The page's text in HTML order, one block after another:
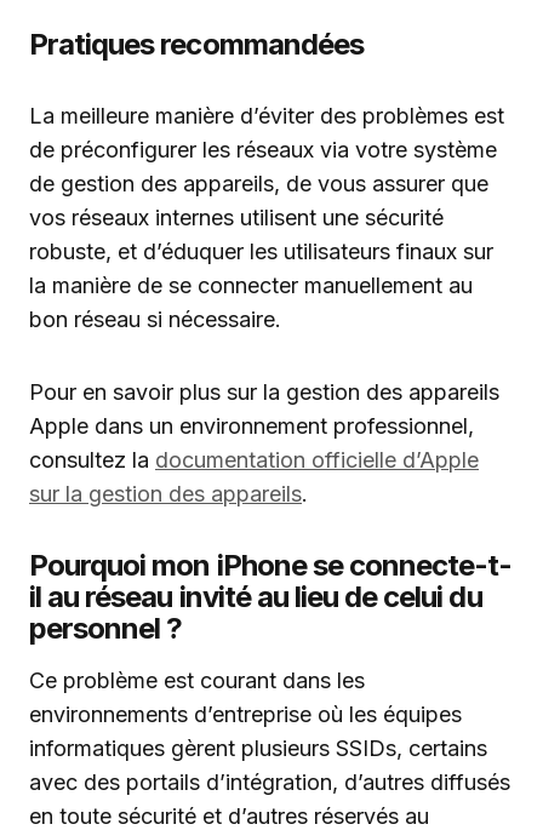
Pratiques recommandées
La meilleure manière d’éviter des problèmes est
de préconfigurer les réseaux via votre système
de gestion des appareils, de vous assurer que
vos réseaux internes utilisent une sécurité
robuste, et d’éduquer les utilisateurs finaux sur
la manière de se connecter manuellement au
bon réseau si nécessaire.
Pour en savoir plus sur la gestion des appareils
Apple dans un environnement professionnel,
consultez la documentation officielle d’Apple
sur la gestion des appareils.
Pourquoi mon iPhone se connecte-t-
il au réseau invité au lieu de celui du
personnel ?
Ce problème est courant dans les
environnements d’entreprise où les équipes
informatiques gèrent plusieurs SSIDs, certains
avec des portails d’intégration, d’autres diffusés
en toute sécurité et d’autres réservés au